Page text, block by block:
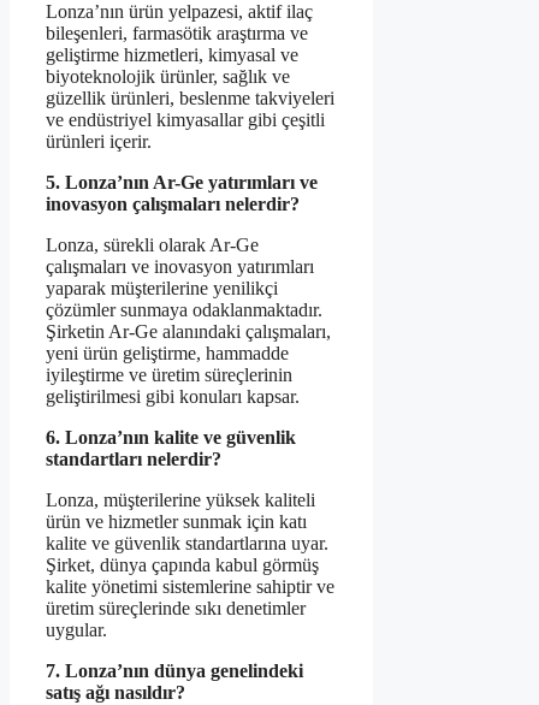
Lonza’nın ürün yelpazesi, aktif ilaç
bileşenleri, farmasötik araştırma ve
geliştirme hizmetleri, kimyasal ve
biyoteknolojik ürünler, sağlık ve
güzellik ürünleri, beslenme takviyeleri
ve endüstriyel kimyasallar gibi çeşitli
ürünleri içerir.
5. Lonza’nın Ar-Ge yatırımları ve
inovasyon çalışmaları nelerdir?
Lonza, sürekli olarak Ar-Ge
çalışmaları ve inovasyon yatırımları
yaparak müşterilerine yenilikçi
çözümler sunmaya odaklanmaktadır.
Şirketin Ar-Ge alanındaki çalışmaları,
yeni ürün geliştirme, hammadde
iyileştirme ve üretim süreçlerinin
geliştirilmesi gibi konuları kapsar.
6. Lonza’nın kalite ve güvenlik
standartları nelerdir?
Lonza, müşterilerine yüksek kaliteli
ürün ve hizmetler sunmak için katı
kalite ve güvenlik standartlarına uyar.
Şirket, dünya çapında kabul görmüş
kalite yönetimi sistemlerine sahiptir ve
üretim süreçlerinde sıkı denetimler
uygular.
7. Lonza’nın dünya genelindeki
satış ağı nasıldır?